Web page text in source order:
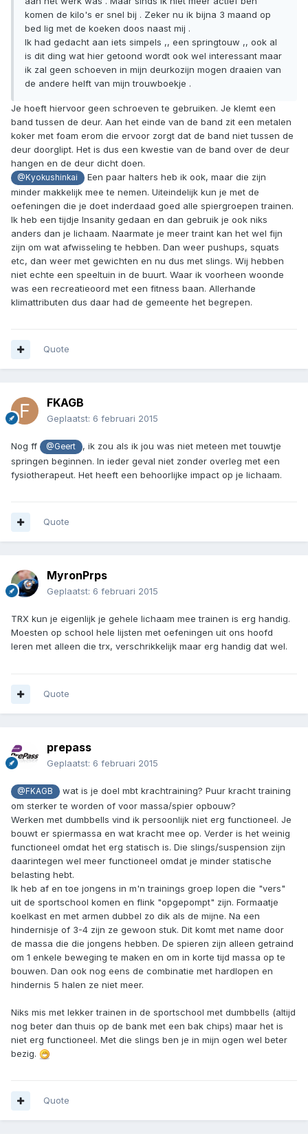
komen de kilo's er snel bij . Zeker nu ik bijna 3 maand op
bed lig met de koeken doos naast mij .
Ik had gedacht aan iets simpels ,, een springtouw ,, ook al
is dit ding wat hier getoond wordt ook wel interessant maar
ik zal geen schoeven in mijn deurkozijn mogen draaien van
de andere helft van mijn trouwboekje .
Je hoeft hiervoor geen schroeven te gebruiken. Je klemt een
band tussen de deur. Aan het einde van de band zit een metalen
koker met foam erom die ervoor zorgt dat de band niet tussen de
deur doorglipt. Het is dus een kwestie van de band over de deur
hangen en de deur dicht doen.
@Kyokushinkai
Een paar halters heb ik ook, maar die zijn
minder makkelijk mee te nemen. Uiteindelijk kun je met de
oefeningen die je doet inderdaad goed alle spiergroepen trainen.
Ik heb een tijdje Insanity gedaan en dan gebruik je ook niks
anders dan je lichaam. Naarmate je meer traint kan het wel fijn
zijn om wat afwisseling te hebben. Dan weer pushups, squats
etc, dan weer met gewichten en nu dus met slings. Wij hebben
niet echte een speeltuin in de buurt. Waar ik voorheen woonde
was een recreatieoord met een fitness baan. Allerhande
klimattributen dus daar had de gemeente het begrepen.
Quote
FKAGB
Geplaatst: 6 februari 2015
Nog ff @Geert
, ik zou als ik jou was niet meteen met touwtje
springen beginnen. In ieder geval niet zonder overleg met een
fysiotherapeut. Het heeft een behoorlijke impact op je lichaam.
Quote
MyronPrps
Geplaatst: 6 februari 2015
TRX kun je eigenlijk je gehele lichaam mee trainen is erg handig.
Moesten op school hele lijsten met oefeningen uit ons hoofd
leren met alleen die trx, verschrikkelijk maar erg handig dat wel.
Quote
prepass
Geplaatst: 6 februari 2015
@FKAGB
wat is je doel mbt krachtraining? Puur kracht training
om sterker te worden of voor massa/spier opbouw?
Werken met dumbbells vind ik persoonlijk niet erg functioneel. Je
bouwt er spiermassa en wat kracht mee op. Verder is het weinig
functioneel omdat het erg statisch is. Die slings/suspension zijn
daarintegen wel meer functioneel omdat je minder statische
belasting hebt.
Ik heb af en toe jongens in m'n trainings groep lopen die "vers"
uit de sportschool komen en flink "opgepompt" zijn. Formaatje
koelkast en met armen dubbel zo dik als de mijne. Na een
hindernisje of 3-4 zijn ze gewoon stuk. Dit komt met name door
de massa die die jongens hebben. De spieren zijn alleen getraind
om 1 enkele beweging te maken en om in korte tijd massa op te
bouwen. Dan ook nog eens de combinatie met hardlopen en
hindernis 5 halen ze niet meer.
Niks mis met lekker trainen in de sportschool met dumbbells (altijd
nog beter dan thuis op de bank met een bak chips) maar het is
niet erg functioneel. Met die slings ben je in mijn ogen wel beter
bezig.
Quote